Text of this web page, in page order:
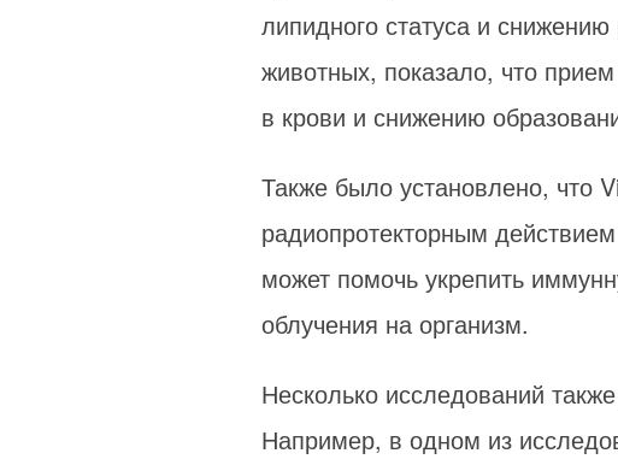
липидного статуса и
животных, показало, что
в крови и снижению
Также было установлено, что
радиопротекторным
может помочь укрепить
облучения на организм.
Несколько исследований
Например, в одном из